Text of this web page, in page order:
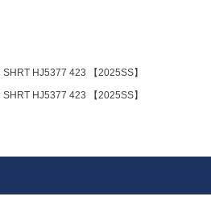
HJ5377 423 【2025SS】
HJ5377 423 【2025SS】